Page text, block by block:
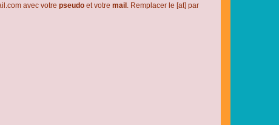
avec votre pseudo et votre mail . Remplacer le [at] par